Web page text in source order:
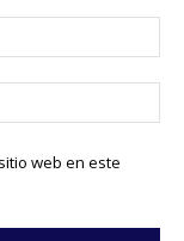
web en este